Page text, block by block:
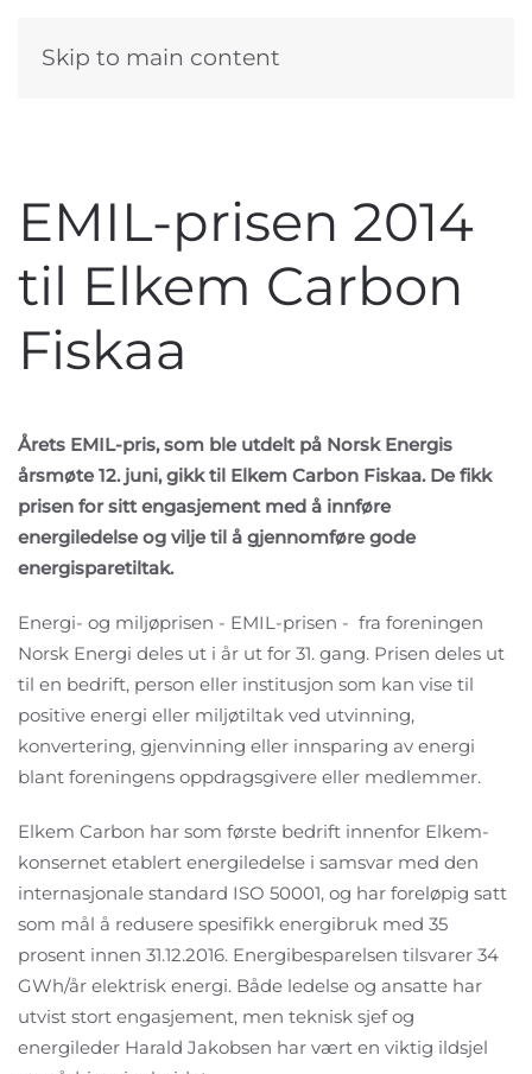
Skip to main content
EMIL-prisen 2014
til Elkem Carbon
Fiskaa
Årets EMIL-pris, som ble utdelt på Norsk Energis
årsmøte 12. juni, gikk til Elkem Carbon Fiskaa. De fikk
prisen for sitt engasjement med å innføre
energiledelse og vilje til å gjennomføre gode
energisparetiltak.
Energi- og miljøprisen - EMIL-prisen - fra foreningen
Norsk Energi deles ut i år ut for 31. gang. Prisen deles ut
til en bedrift, person eller institusjon som kan vise til
positive energi eller miljøtiltak ved utvinning,
konvertering, gjenvinning eller innsparing av energi
blant foreningens oppdragsgivere eller medlemmer.
Elkem Carbon har som første bedrift innenfor Elkem-
konsernet etablert energiledelse i samsvar med den
internasjonale standard ISO 50001, og har foreløpig satt
som mål å redusere spesifikk energibruk med 35
prosent innen 31.12.2016. Energibesparelsen tilsvarer 34
GWh/år elektrisk energi. Både ledelse og ansatte har
utvist stort engasjement, men teknisk sjef og
energileder Harald Jakobsen har vært en viktig ildsjel